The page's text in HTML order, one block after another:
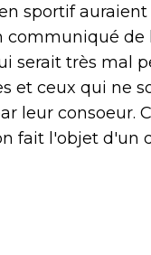
sportif
de
serait très mal
et ceux qui ne
leur consoeur.
fait l'objet d'un